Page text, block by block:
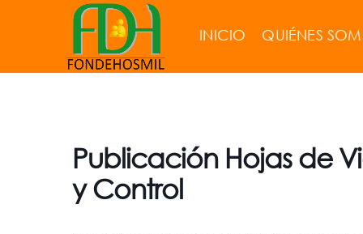
INICIO QUIÉNES
Publicación Hojas de
y Control